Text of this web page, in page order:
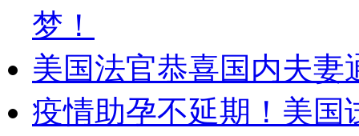
梦！
美国法官恭喜国内夫
疫情助孕不延期！美国